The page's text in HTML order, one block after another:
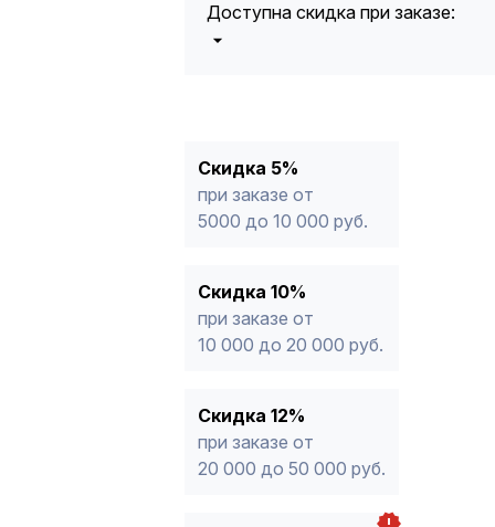
Доступна скидка при заказе:
* -Для заказов, состоящих
продукции, максимальная скидка
Скидка 5%
при заказе от
5000 до 10 000 руб.
Скидка 10%
при заказе от
10 000 до 20 000 руб.
Скидка 12%
при заказе от
20 000 до 50 000 руб.